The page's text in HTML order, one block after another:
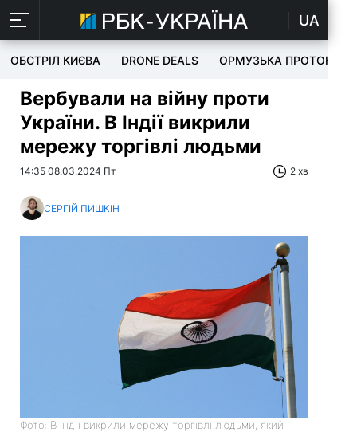
UA
ОБСТРІЛ КИЄВА DRONE DEALS ОРМУЗЬКА ПРОТОКА
Вербували на війну проти
України. В Індії викрили
мережу торгівлі людьми
14:35 08.03.2024 Пт 2 хв
СЕРГІЙ ПИШКІН
Фото: В Індії викрили мережу торгівлі людьми, який